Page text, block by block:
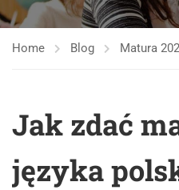
Home Blog Matura
Jak zdać
języka